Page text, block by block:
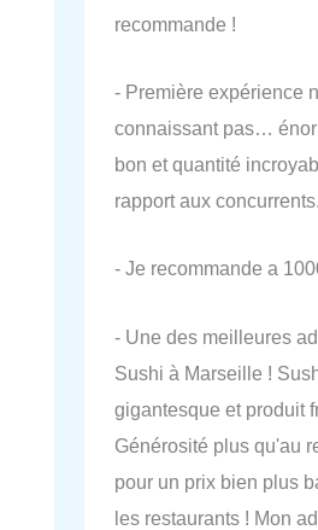
recommande !
- Première expérience
connaissant pas…
bon et quantité
rapport aux concurrents.
- Je recommande a
- Une des meilleures
Sushi à Marseille !
gigantesque et produit
Générosité plus qu'au
pour un prix bien plus
les restaurants ! Mon